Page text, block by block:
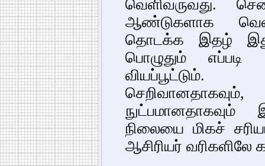
வெளிவருவது.
ஆண்டுகளாக
தொடக்க இதழ்
பொழுதும்
நுட்பமானதாகவும்
நிலையை மிகச்
ஆசிரியர் வரிகளிலே